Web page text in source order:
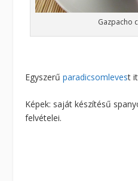
Gazpacho
Egyszerűparadicsomlevest
Képek: saját készítésű
felvételei.